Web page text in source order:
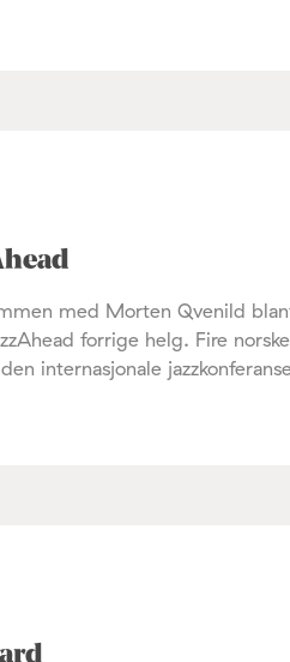
med Morten Qvenild
forrige helg. Fire
internasjonale